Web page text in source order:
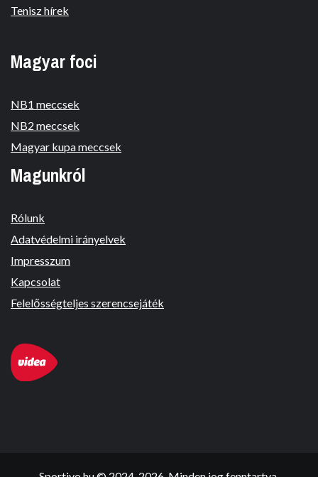
Tenisz hírek
Magyar foci
NB1 meccsek
NB2 meccsek
Magyar kupa meccsek
Magunkról
Rólunk
Adatvédelmi irányelvek
Impresszum
Kapcsolat
Felelősségteljes szerencsejáték